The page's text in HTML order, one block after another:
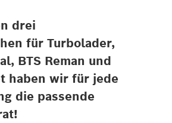
drei
für Turbolader,
BTS Reman und
haben wir für jede
die passende